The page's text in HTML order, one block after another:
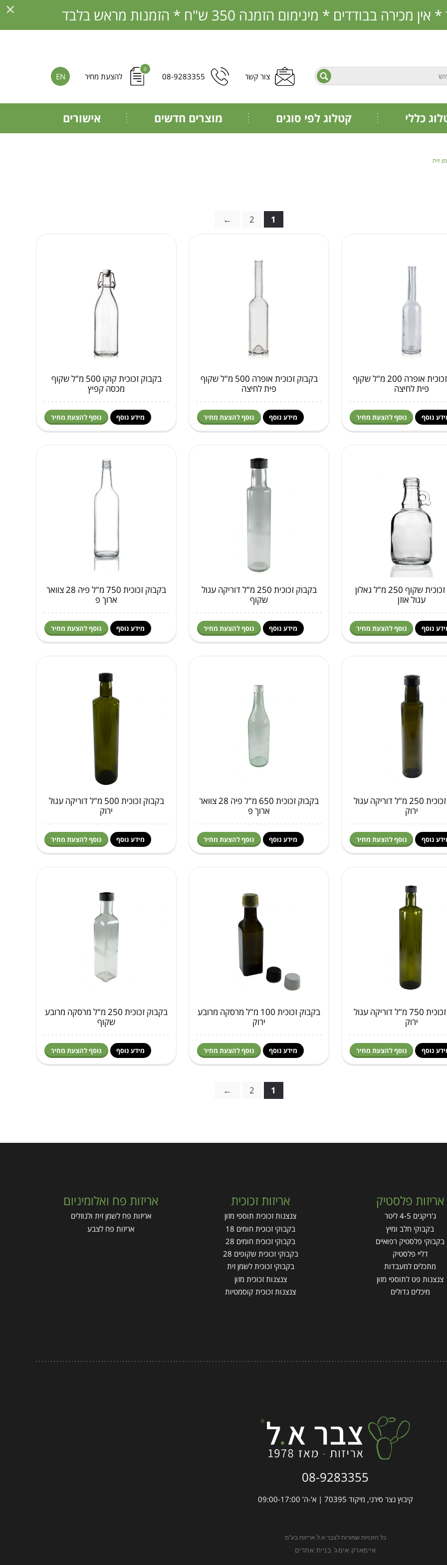
פתח תפריט נגישות
× * מינימום הזמנה 350 ש"ח * הזמנות מראש בלבד
חיפוש
צור קשר 08-9283355
0
להצעת מחיר EN
כללי קטלוג לפי סוגים מוצרים חדשים אישורים
זית
1
2
←
בקבוק זכוכית אופרה 200 מ"ל שקוף
פית לחיצה
נוסף נוסף להצעת מחיר
בקבוק זכוכית אופרה 500 מ"ל שקוף
פית לחיצה
מידע נוסף נוסף להצעת מחיר
בקבוק זכוכית קוקו 500 מ"ל שקוף
מכסה קפיץ
מידע נוסף נוסף להצעת מחיר
בקבוק זכוכית שקוף 250 מ"ל גאלון
עגול אוזן
נוסף נוסף להצעת מחיר
בקבוק זכוכית 250 מ"ל דוריקה עגול
שקוף
מידע נוסף נוסף להצעת מחיר
בקבוק זכוכית 750 מ"ל פיה 28 צוואר
ארוך פ
מידע נוסף נוסף להצעת מחיר
בקבוק זכוכית 250 מ"ל דוריקה עגול
ירוק
נוסף נוסף להצעת מחיר
בקבוק זכוכית 650 מ"ל פיה 28 צוואר
ארוך פ
מידע נוסף נוסף להצעת מחיר
בקבוק זכוכית 500 מ"ל דוריקה עגול
ירוק
מידע נוסף נוסף להצעת מחיר
בקבוק זכוכית 750 מ"ל דוריקה עגול
ירוק
נוסף נוסף להצעת מחיר
בקבוק זכוכית 100 מ"ל מרסקה מרובע
ירוק
מידע נוסף נוסף להצעת מחיר
בקבוק זכוכית 250 מ"ל מרסקה מרובע
שקוף
מידע נוסף נוסף להצעת מחיר
1
2
←
אריזות פלסטיק
ג'ריקנים 4-5 ליטר
בקבוקי חלב ומיץ
בקבוקי פלסטיק רפואיים
דליי פלסטיק
מתכלים למעבדות
צנצנות פט לתוספי מזון
מיכלים גדולים
אריזות זכוכית
צנצנות זכוכית תוספי מזון
בקבוקי זכוכית חומים 18
בקבוקי זכוכית חומים 28
בקבוקי זכוכית שקופים 28
בקבוקי זכוכית לשמן זית
צנצנות זכוכית מזון
צנצנות זכוכית קוסמטיות
אריזות פח ואלומיניום
אריזות פח לשמן זית ולנוזלים
אריזות פח לצבע
08-9283355
קיבוץ נצר סירני, מיקוד 70395 | א’-ה’ 09:00-17:00
כל הזכויות שמורות לצבר א.ל אריזות בע"מ
איימארק אימג' בניית אתרים